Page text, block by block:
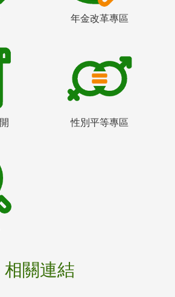
年金改革專區
性別平等專區
相關連結